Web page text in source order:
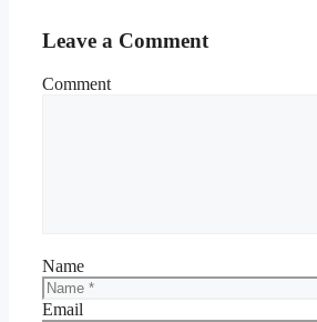
Leave a Comment
Comment
Name
Email